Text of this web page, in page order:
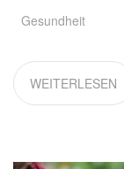
Gesundheit
WEITERLESEN